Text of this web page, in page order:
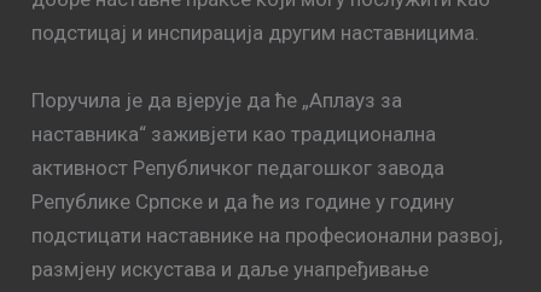
подстицај и инспирација другим наставницима.
Поручила је да вјерује да ће „Аплауз за
наставника“ заживјети као традиционална
активност Републичког педагошког завода
Републике Српске и да ће из године у годину
подстицати наставнике на професионални развој,
размјену искустава и даље унапређивање